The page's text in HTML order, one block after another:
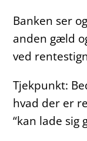
Banken ser
anden gæld
ved
Tjekpunkt:
hvad der er
“kan lade sig